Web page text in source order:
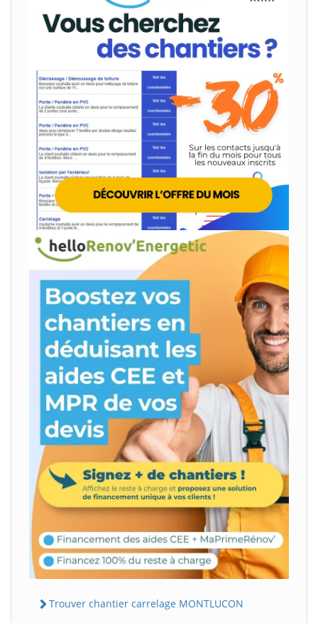
Trouver chantier carrelage MONTLUCON